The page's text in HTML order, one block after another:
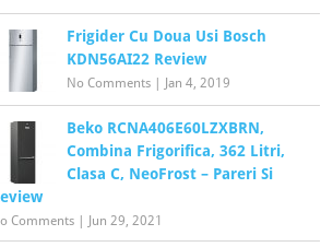
Frigider Cu Doua Usi Bosch
KDN56AI22 Review
No Comments Jan 4, 2019
Beko RCNA406E60LZXBRN,
Combina Frigorifica, 362 Litri,
Clasa C, NeoFrost – Pareri Si
Comments Jun 29, 2021